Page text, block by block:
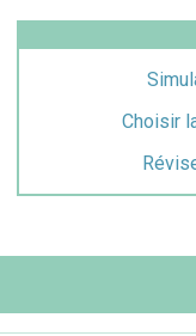
Choisir